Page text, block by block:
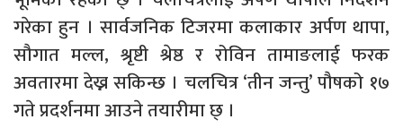
गरेका हुन । सार्वजनिक टिजरमा कलाकार अर्पण थापा,
सौगात मल्ल, श्रृष्टी श्रेष्ठ र रोविन तामाङलाई फरक
अवतारमा देख्न सकिन्छ । चलचित्र ‘तीन जन्तु’ पौषको १७
गते प्रदर्शनमा आउने तयारीमा छ् ।